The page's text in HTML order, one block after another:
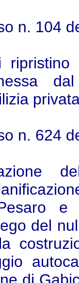
n. 104
n. 624
del